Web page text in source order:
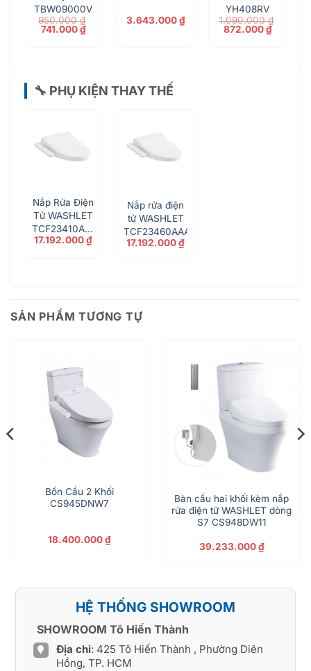
TBW09000V
950.000₫
Giá
741.000₫Giá
hiện
3.643.000₫
YH408RV
1.090.000₫
Giá
872.000₫Giá
hiện
🔧 PHỤ KIỆN THAY THẾ
Nắp Rửa Điện
Tử WASHLET
TCF23410AAA
Dòng C2
17.192.000₫
Nắp rửa điện
tử WASHLET
TCF23460AAA
17.192.000₫
SẢN PHẨM TƯƠNG TỰ
Bồn Cầu 2 Khối
CS945DNW7
18.400.000₫
Bàn cầu hai khối kèm nắp
rửa điện tử WASHLET dòng
S7 CS948DW11
39.233.000₫
HỆ THỐNG SHOWROOM
SHOWROOM Tô Hiến Thành
Địa chỉ: 425 Tô Hiến Thành , Phường Diên
Hồng, TP. HCM